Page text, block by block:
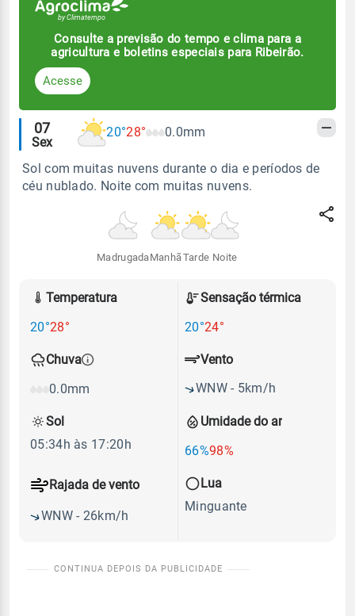
Consulte a previsão do tempo e clima para a
agricultura e boletins especiais para Ribeirão.
Acesse
Alertas
meteorológicos
07
Sex
20°28° 0.0mm
Sol com muitas nuvens durante o dia e períodos de
céu nublado. Noite com muitas nuvens.
Madrugada Manhã Tarde Noite
Temperatura
20°28°
Sensação térmica
20°24°
Chuva
0.0mm
Umidade do ar
66%98%
Vento
WNW - 5km/h
Rajada de vento
WNW - 26km/h
Sol
05:34h às 17:20h
Lua
Minguante